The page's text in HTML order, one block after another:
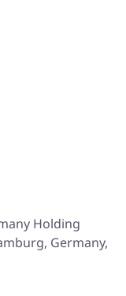
Holding
Germany,